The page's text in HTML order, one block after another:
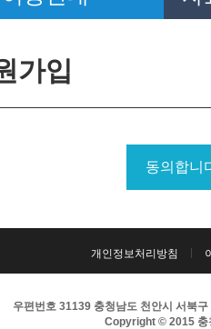
가입
개인정보처리방침
우편번호 31139 충청남도 천안시 서북
Copyright © 2015 충